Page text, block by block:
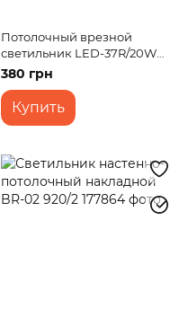
Потолочный врезной
светильник LED-37R/20W
WW
380 грн
Купить